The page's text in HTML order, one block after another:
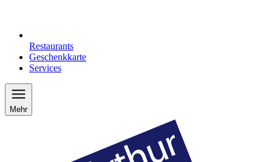
Restaurants
Geschenkkarte
Services
Mehr